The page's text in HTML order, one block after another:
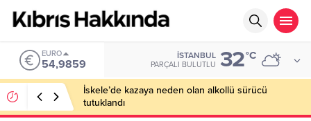
EURO
54,9859
İSTANBUL
PARÇALI BULUTLU 32°C
İskele’de kazaya neden olan alkollü sürücü
tutuklandı